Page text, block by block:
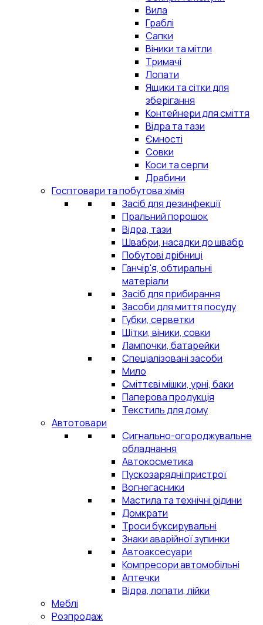
Вила
Граблі
Сапки
Віники та мітли
Тримачі
Лопати
Ящики та сітки для
зберігання
Контейнери для сміття
Відра та тази
Ємності
Совки
Коси та серпи
Драбини
Госптовари та побутова хімія
Засіб для дезинфекції
Пральний порошок
Відра, тази
Швабри, насадки до швабр
Побутові дрібниці
Ганчір'я, обтиральні
матеріали
Засіб для прибирання
Засоби для миття посуду
Губки, серветки
Щітки, віники, совки
Лампочки, батарейки
Спеціалізовані засоби
Мило
Сміттєві мішки, урні, баки
Паперова продукція
Текстиль для дому
Автотовари
Сигнально-огороджувальне
обладнання
Автокосметика
Пускозарядні пристрої
Вогнегасники
Мастила та технічні рідини
Домкрати
Троси буксирувальні
Знаки аварійної зупинки
Автоаксесуари
Компресори автомобільні
Аптечки
Відра, лопати, лійки
Меблі
Розпродаж